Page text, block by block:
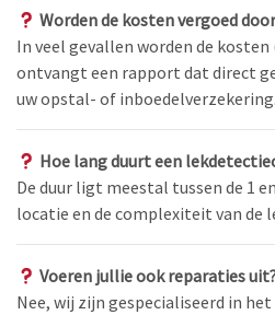
Worden de kosten vergoed
In veel gevallen worden de
ontvangt een rapport dat direct
uw opstal- of inboedelverzekering.
Hoe lang duurt een
De duur ligt meestal tussen de 1
locatie en de complexiteit van de
Voeren jullie ook reparaties
Nee, wij zijn gespecialiseerd in